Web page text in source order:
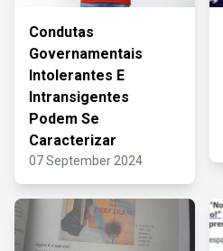
Condutas
Governamentais
Intolerantes E
Intransigentes
Podem Se
Caracterizar
07 September 2024